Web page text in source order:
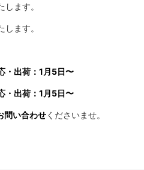
ます。
ます。
出荷：1月5日〜
出荷：1月5日〜
問い合わせくださいませ。